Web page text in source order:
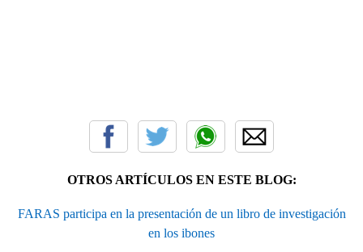
OTROS ARTÍCULOS EN ESTE BLOG:
FARAS participa en la presentación de un libro de investigación
en los ibones